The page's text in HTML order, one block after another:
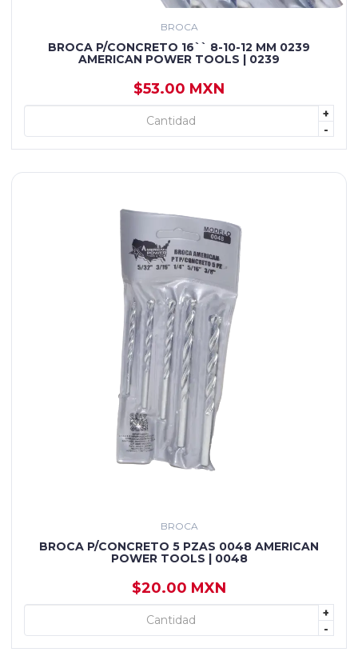
BROCA
BROCA P/CONCRETO 16`` 8-10-12 MM 0239
AMERICAN POWER TOOLS | 0239
$53.00 MXN
+
-
+ AGREGAR
BROCA
BROCA P/CONCRETO 5 PZAS 0048 AMERICAN
POWER TOOLS | 0048
$20.00 MXN
+
-
+ AGREGAR